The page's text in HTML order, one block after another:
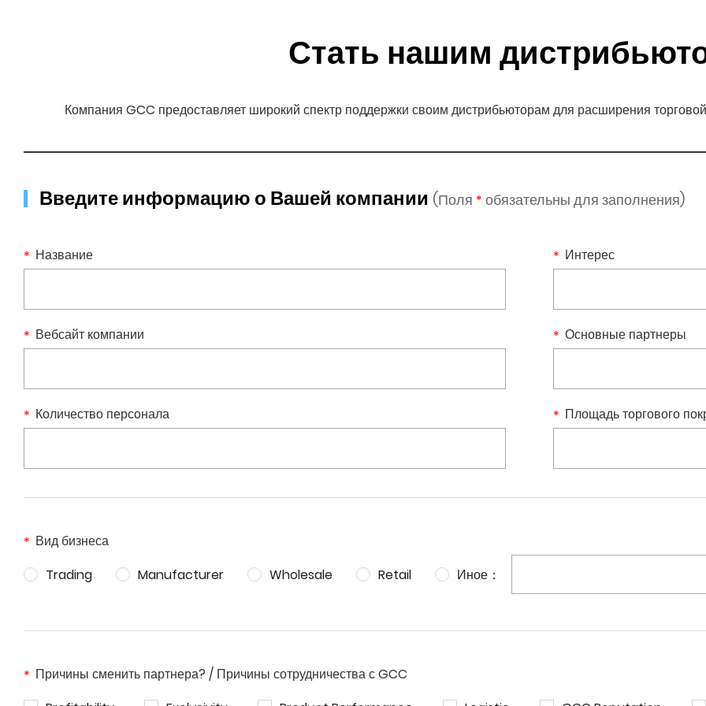
Стать нашим
Компания GCC предоставляет широкий спектр поддержки своим дистрибьюторам для расширения
Введите информацию о Вашей компании (Поля * обязательны для заполнения)
Название Интерес
Вебсайт компании Основные партнеры
Количество персонала Площадь торгового
Вид бизнеса
Trading
Manufacturer Wholesale Retail Иное：
Причины сменить партнера? / Причины сотрудничества с GCC